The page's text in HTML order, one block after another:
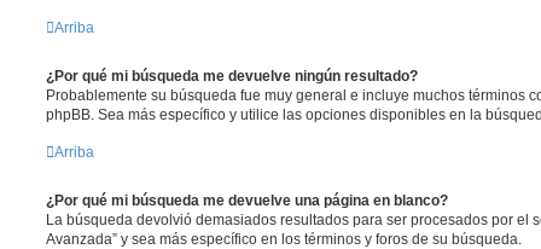
Arriba
¿Por qué mi búsqueda me devuelve ningún resultado?
Probablemente su búsqueda fue muy general e incluye muchos términos
phpBB. Sea más específico y utilice las opciones disponibles en la
Arriba
¿Por qué mi búsqueda me devuelve una página en blanco?
La búsqueda devolvió demasiados resultados para ser procesados por el
Avanzada” y sea más específico en los términos y foros de su búsqueda.